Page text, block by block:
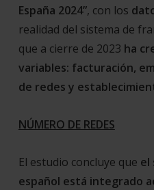
España 2024”, con los
realidad del sistema de
que a cierre de 2023 ha
variables: facturación,
de redes y
NÚMERO DE REDES
El estudio concluye que el
español está integrado